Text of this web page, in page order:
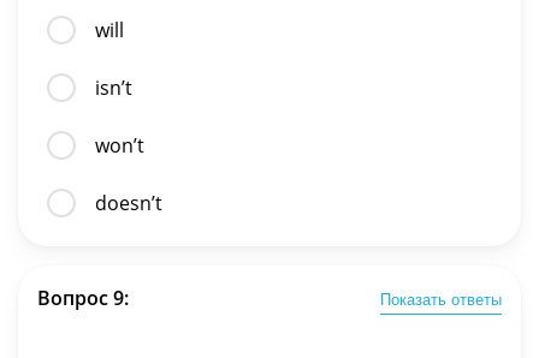
will
isn’t
won’t
doesn’t
Вопрос 9: Показать ответы